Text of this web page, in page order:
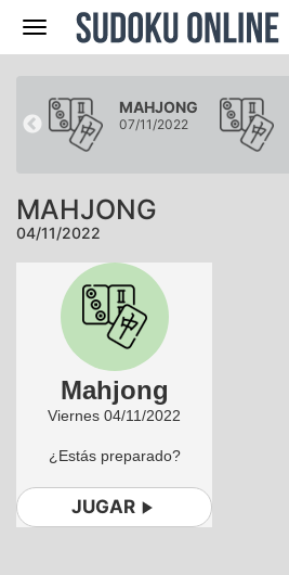
Navegación
MAHJONG
07/11/2022
MAHJONG
04/11/2022
Mahjong
Viernes 04/11/2022
¿Estás preparado?
JUGAR